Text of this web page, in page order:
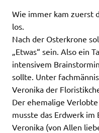
Wie immer kam zuerst
los.
Nach der Osterkrone
„Etwas“ sein. Also ein
intensivem
sollte. Unter
Veronika der
Der ehemalige
musste das Erdwerk
Veronika (von Allen